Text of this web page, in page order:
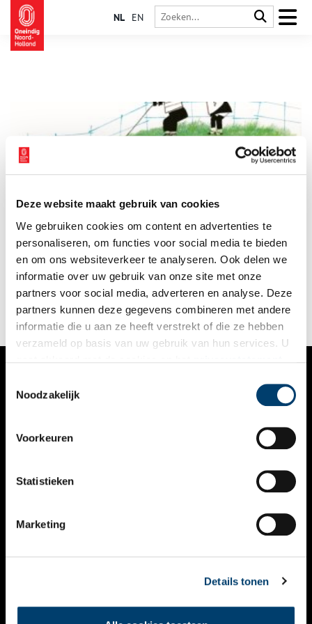
Deze website maakt gebruik van cookies
We gebruiken cookies om content en advertenties te
personaliseren, om functies voor social media te bieden
en om ons websiteverkeer te analyseren. Ook delen we
informatie over uw gebruik van onze site met onze
partners voor social media, adverteren en analyse. Deze
partners kunnen deze gegevens combineren met andere
informatie die u aan ze heeft verstrekt of die ze hebben
verzameld op basis van uw gebruik van hun services. U
Noodzakelijk
Voorkeuren
Statistieken
Marketing
Details tonen
NL EN
Jip en Janneke, Otje, Pluk van de Petteflet en Pim en Pom. Sinds
de jaren vijftig zijn de illustraties van Fiep Westendorp bekend
en geliefd bij jong en oud. Alle originele tekeningen, inclusief
correcties en aantekeningen, zijn bewaard gebleven. Circa 150
hiervan zijn aankomende zomer te zien in het Rijksmuseum,
van de eerste schetsen van Jip en Janneke tot de nog altijd
actuele illustraties voor de Vrouwenpagina van Het Parool.
3 min
VERHALEN
KALENDER
THEMA’S
VIDEO’S
CONTACT